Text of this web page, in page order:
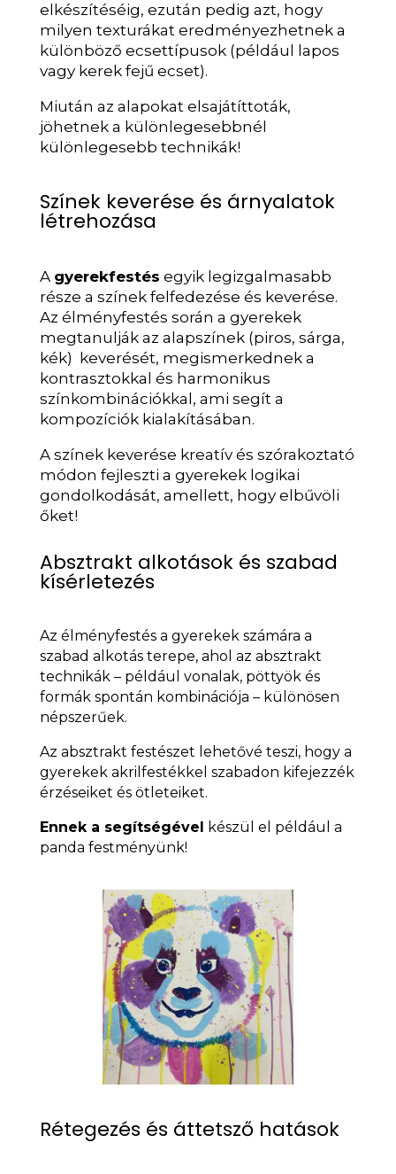
elkészítéséig, ezután pedig azt, hogy
milyen texturákat eredményezhetnek a
különböző ecsettípusok (például lapos
vagy kerek fejű ecset).
Miután az alapokat elsajátíttoták,
jöhetnek a különlegesebbnél
különlegesebb technikák!
Színek keverése és árnyalatok
létrehozása
A gyerekfestés egyik legizgalmasabb
része a színek felfedezése és keverése.
Az élményfestés során a gyerekek
megtanulják az alapszínek (piros, sárga,
kék) keverését, megismerkednek a
kontrasztokkal és harmonikus
színkombinációkkal, ami segít a
kompozíciók kialakításában.
A színek keverése kreatív és szórakoztató
módon fejleszti a gyerekek logikai
gondolkodását, amellett, hogy elbűvöli
őket!
Absztrakt alkotások és szabad
kísérletezés
Az élményfestés a gyerekek számára a
szabad alkotás terepe, ahol az absztrakt
technikák – például vonalak, pöttyök és
formák spontán kombinációja – különösen
népszerűek.
Az absztrakt festészet lehetővé teszi, hogy a
gyerekek akrilfestékkel szabadon kifejezzék
érzéseiket és ötleteiket.
Ennek a segítségével készül el például a
panda festményünk!
Rétegezés és áttetsző hatások